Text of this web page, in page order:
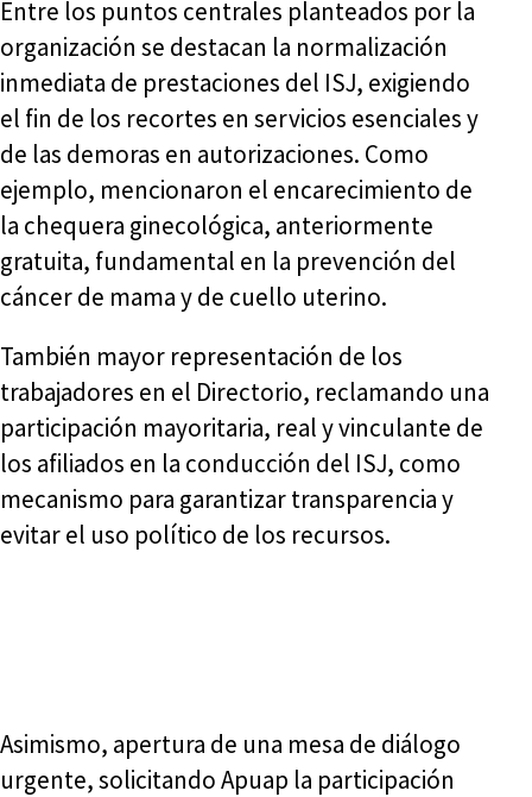
Entre los puntos centrales planteados por la
organización se destacan la normalización
inmediata de prestaciones del ISJ, exigiendo
el fin de los recortes en servicios esenciales y
de las demoras en autorizaciones. Como
ejemplo, mencionaron el encarecimiento de
la chequera ginecológica, anteriormente
gratuita, fundamental en la prevención del
cáncer de mama y de cuello uterino.
También mayor representación de los
trabajadores en el Directorio, reclamando una
participación mayoritaria, real y vinculante de
los afiliados en la conducción del ISJ, como
mecanismo para garantizar transparencia y
evitar el uso político de los recursos.
Asimismo, apertura de una mesa de diálogo
urgente, solicitando Apuap la participación